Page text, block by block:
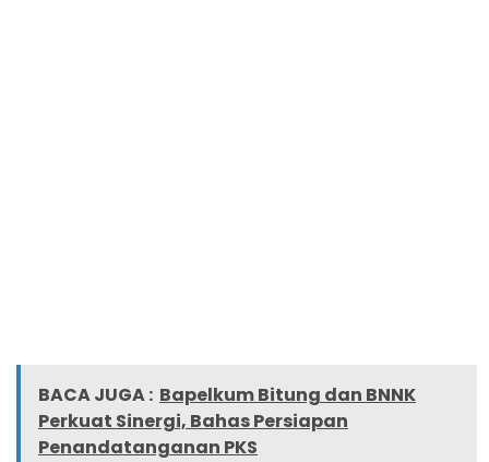
BACA JUGA : Bapelkum Bitung dan BNNK
Perkuat Sinergi, Bahas Persiapan
Penandatanganan PKS